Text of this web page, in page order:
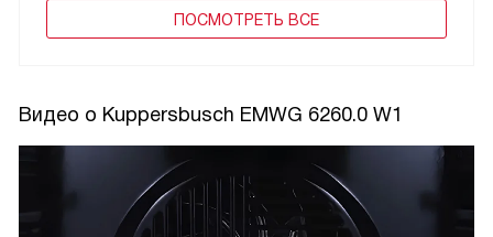
ПОCМОТРЕТЬ ВСЕ
Видео о Kuppersbusch EMWG 6260.0 W1